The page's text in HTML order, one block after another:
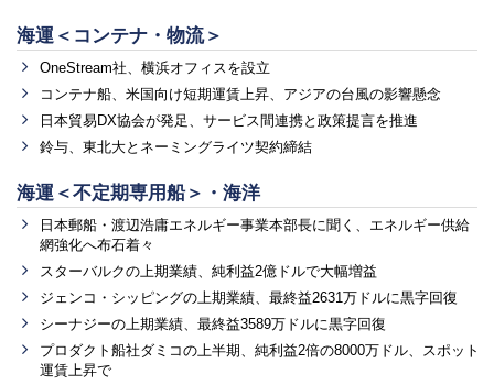
海運＜コンテナ・物流＞
OneStream社、横浜オフィスを設立
コンテナ船、米国向け短期運賃上昇、アジアの台風の影響懸念
日本貿易DX協会が発足、サービス間連携と政策提言を推進
鈴与、東北大とネーミングライツ契約締結
海運＜不定期専用船＞・海洋
日本郵船・渡辺浩庸エネルギー事業本部長に聞く、エネルギー供給
網強化へ布石着々
スターバルクの上期業績、純利益2億ドルで大幅増益
ジェンコ・シッピングの上期業績、最終益2631万ドルに黒字回復
シーナジーの上期業績、最終益3589万ドルに黒字回復
プロダクト船社ダミコの上半期、純利益2倍の8000万ドル、スポット
運賃上昇で